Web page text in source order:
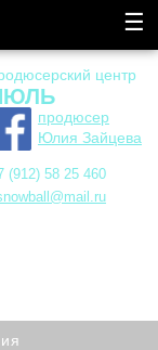
☰
центр
продюсер
Юлия Зайцева
(912) 58 25 460